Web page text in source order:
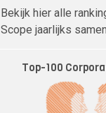
Bekijk hier alle
Scope jaarlijks
Top-100